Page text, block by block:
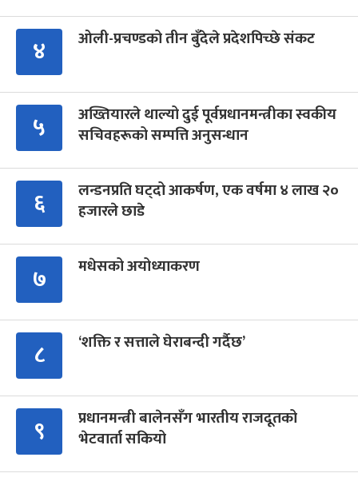
४ ओली-प्रचण्डको तीन बुँदेले प्रदेशपिच्छे संकट
५
अख्तियारले थाल्यो दुई पूर्वप्रधानमन्त्रीका स्वकीय
सचिवहरूको सम्पत्ति अनुसन्धान
६
लन्डनप्रति घट्दो आकर्षण, एक वर्षमा ४ लाख २०
हजारले छाडे
७ मधेसको अयोध्याकरण
८ ‘शक्ति र सत्ताले घेराबन्दी गर्दैछ’
९
प्रधानमन्त्री बालेनसँग भारतीय राजदूतको
भेटवार्ता सकियो